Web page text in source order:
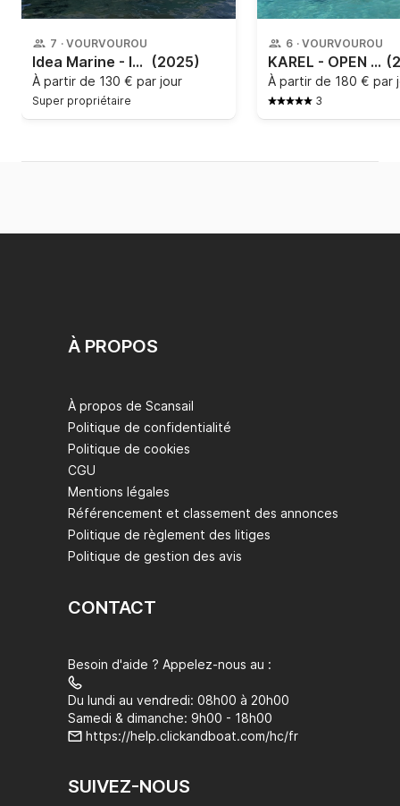
7 · VOURVOUROU
Idea Marine - Idea 53 (2025)
À partir de 130 € par jour
Super propriétaire
6 · VOURVOUROU
KAREL - OPEN XS
À partir de 180 € par
3
À PROPOS
À propos de Scansail
Politique de confidentialité
Politique de cookies
CGU
Mentions légales
Référencement et classement des annonces
Politique de règlement des litiges
Politique de gestion des avis
CONTACT
Besoin d'aide ? Appelez-nous au :
Du lundi au vendredi: 08h00 à 20h00
Samedi & dimanche: 9h00 - 18h00
https://help.clickandboat.com/hc/fr
SUIVEZ-NOUS